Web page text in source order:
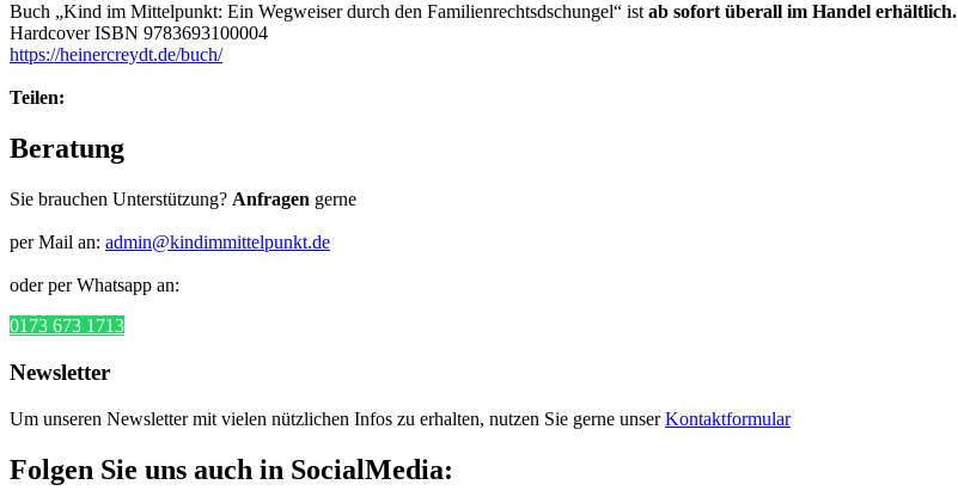
Buch „Kind im Mittelpunkt: Ein Wegweiser durch den Familienrechtsdschungel“ ist ab sofort überall im Handel erhältlich.
Hardcover ISBN 9783693100004
https://heinercreydt.de/buch/
Teilen:
Beratung
Sie brauchen Unterstützung? Anfragen gerne
per Mail an: admin@kindimmittelpunkt.de
oder per Whatsapp an:
0173 673 1713
Newsletter
Um unseren Newsletter mit vielen nützlichen Infos zu erhalten, nutzen Sie gerne unserKontaktformular
Folgen Sie uns auch in SocialMedia: